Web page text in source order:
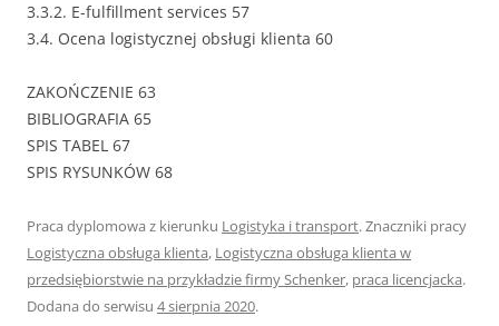
3.3.2. E-fulfillment services 57
3.4. Ocena logistycznej obsługi klienta 60
ZAKOŃCZENIE 63
BIBLIOGRAFIA 65
SPIS TABEL 67
SPIS RYSUNKÓW 68
Praca dyplomowa z kierunku Logistyka i transport. Znaczniki pracy
Logistyczna obsługa klienta, Logistyczna obsługa klienta w
przedsiębiorstwie na przykładzie firmy Schenker, praca licencjacka.
Dodana do serwisu 4 sierpnia 2020.